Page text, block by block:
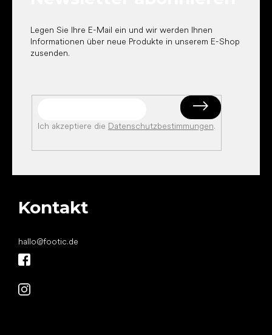
Legen Sie Ihre E-Mail ein und wir werden Ihnen
Informationen über neue Produkte in unserem E-Shop
zusenden.
Ich akzeptiere die Datenschutzbestimmungen.
Kontakt
hallo@footic.de